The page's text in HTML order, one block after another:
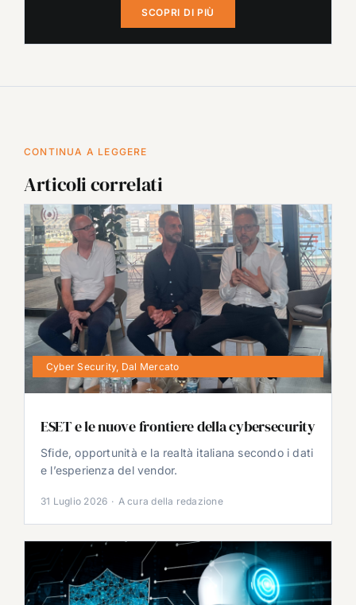
SCOPRI DI PIÙ
CONTINUA A LEGGERE
Articoli correlati
Cyber Security, Dal Mercato
ESET e le nuove frontiere della cybersecurity
Sfide, opportunità e la realtà italiana secondo i dati
e l’esperienza del vendor.
31 Luglio 2026 · A cura della redazione